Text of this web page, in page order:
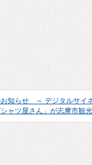
知らせ ～ デジタルサイ
ャツ屋さん」が志摩市観